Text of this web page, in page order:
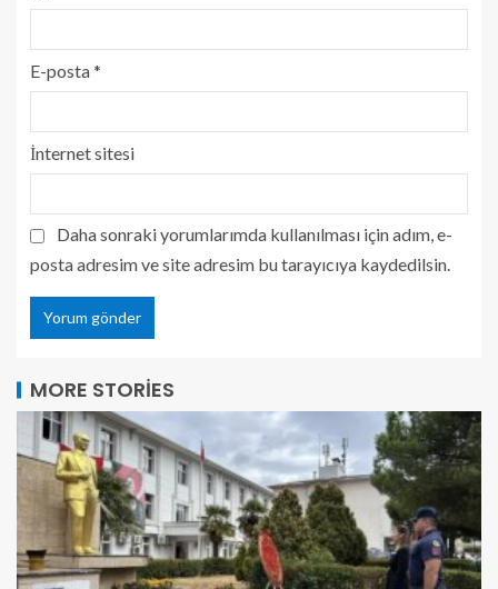
E-posta*
İnternet sitesi
Daha sonraki yorumlarımda kullanılması için adım, e-
posta adresim ve site adresim bu tarayıcıya kaydedilsin.
MORE STORIES